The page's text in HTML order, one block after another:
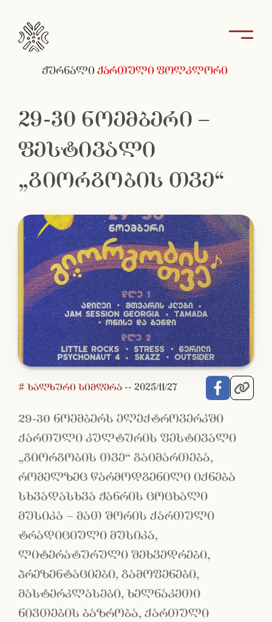
ჟურნალიქართული ფოლკლორი
29-30 ნოემბერი –
ფესტივალი
„გიორგობის თვე“
# ხალხური სიმღერა -- 2025/11/27
29-30 ნოემბერს ელექტროვერკში
ქართული კულტურის ფესტივალი
„გიორგობის თვე“ გაიმართება,
რომელზეც წარმოდგენილი იქნება
სხვადასხვა ჟანრის ცოცხალი
მუსიკა – მათ შორის ქართული
ტრადიციული მუსიკა,
ლიტერატურული შეხვედრები,
პრეზენტაციები, გამოფენები,
მასტერკლასები, ხელნაკეთი
ნივთების ბაზრობა, ქართული